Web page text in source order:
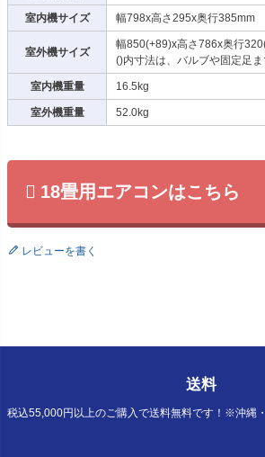
室内機サイズ 幅798x高さ295x奥行385mm
室外機サイズ
幅850(+89)x高さ786x奥行
()内寸法は、バルブや固定足ま
室内機重量 16.5kg
室外機重量 52.0kg
18畳用エアコンはこちら
レビューを書く
送料
税込55,000円以上のご購入で送料無料です！※沖縄